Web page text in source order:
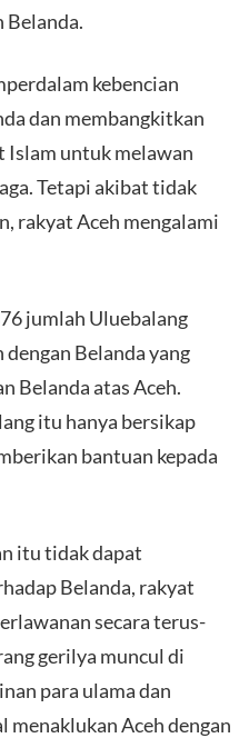
Belanda.
kebencian
dan membangkitkan
Islam untuk melawan
Tetapi akibat tidak
rakyat Aceh mengalami
jumlah Uluebalang
Belanda yang
Belanda atas Aceh.
itu hanya bersikap
bantuan kepada
itu tidak dapat
Belanda, rakyat
secara terus-
gerilya muncul di
para ulama dan
menaklukan Aceh dengan